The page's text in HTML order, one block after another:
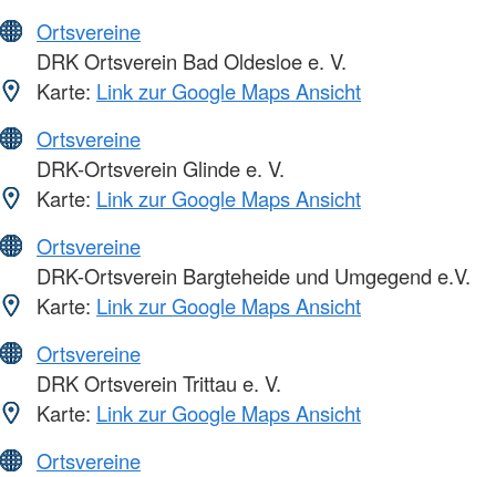
Ortsvereine
DRK Ortsverein Bad Oldesloe e. V.
Karte: Link zur Google Maps Ansicht
Ortsvereine
DRK-Ortsverein Glinde e. V.
Karte: Link zur Google Maps Ansicht
Ortsvereine
DRK-Ortsverein Bargteheide und Umgegend e.V.
Karte: Link zur Google Maps Ansicht
Ortsvereine
DRK Ortsverein Trittau e. V.
Karte: Link zur Google Maps Ansicht
Ortsvereine